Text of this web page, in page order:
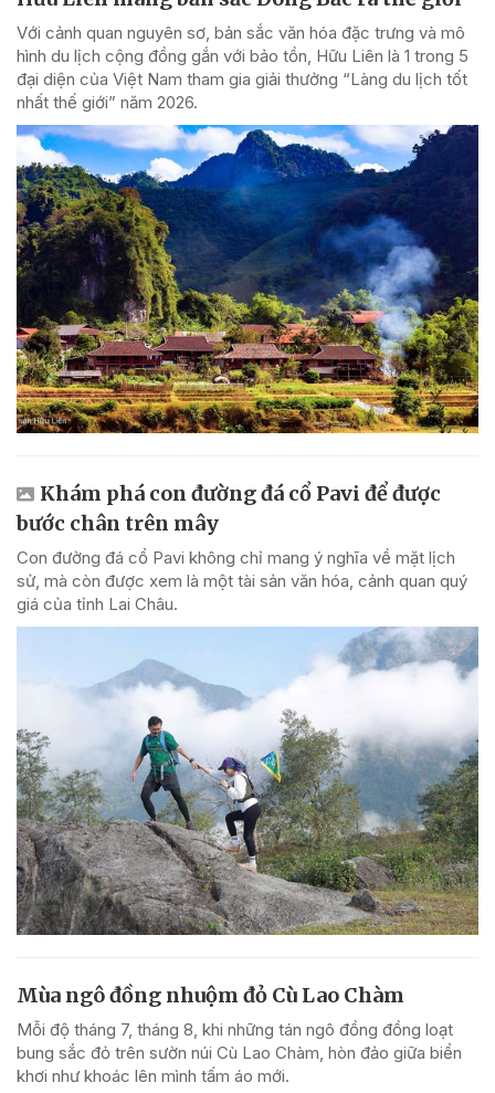
Với cảnh quan nguyên sơ, bản sắc văn hóa đặc trưng và mô
hình du lịch cộng đồng gắn với bảo tồn, Hữu Liên là 1 trong 5
đại diện của Việt Nam tham gia giải thưởng “Làng du lịch tốt
nhất thế giới” năm 2026.
Khám phá con đường đá cổ Pavi để được
bước chân trên mây
Con đường đá cổ Pavi không chỉ mang ý nghĩa về mặt lịch
sử, mà còn được xem là một tài sản văn hóa, cảnh quan quý
giá của tỉnh Lai Châu.
Mùa ngô đồng nhuộm đỏ Cù Lao Chàm
Mỗi độ tháng 7, tháng 8, khi những tán ngô đồng đồng loạt
bung sắc đỏ trên sườn núi Cù Lao Chàm, hòn đảo giữa biển
khơi như khoác lên mình tấm áo mới.